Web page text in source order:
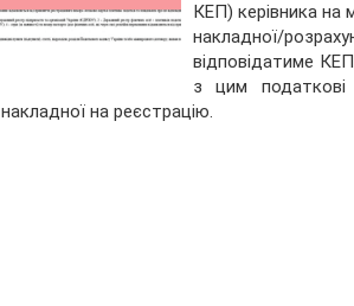
КЕП) керівника на
накладної/
відповідатиме
з цим податкові
на реєстрацію.